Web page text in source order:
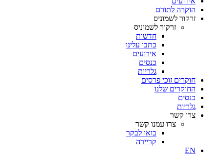
הוקרה לתורם
זרקור לשמוניס
זרקור לשמוניס
חדשות
כתבו עלינו
אירועים
כנסים
גלריות
חוקרים זוכי פרסים
החוקרים שלנו
כנסים
גלריות
צרו קשר
צרו עמנו קשר
בואו לבקר
קריירה
EN